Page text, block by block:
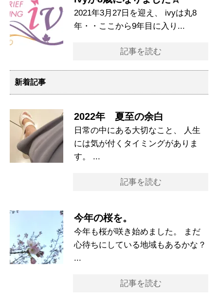
2021年3月27日を迎え、 ivyは丸8
年・・ここから9年目に入り...
記事を読む
新着記事
2022年 夏至の余白
日常の中にある大切なこと、 人生
には気が付くタイミングがありま
す。 ...
記事を読む
今年の桜を。
今年も桜が咲き始めました。 まだ
心待ちにしている地域もあるかな？
...
記事を読む